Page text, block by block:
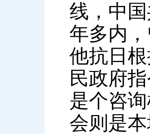
线，中
年多内
他抗日
民政府
是个咨
会则是